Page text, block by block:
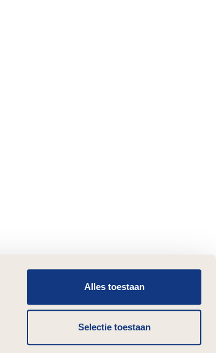
Alles toestaan
Selectie toestaan